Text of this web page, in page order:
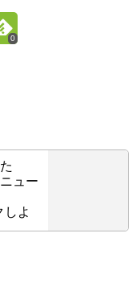
0
ュー
しよ